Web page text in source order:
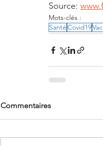
Source:
Mots-clés :
SantéCovid19
Commentaires